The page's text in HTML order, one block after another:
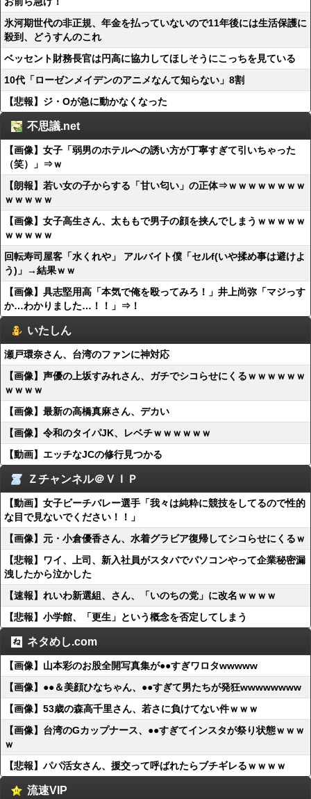
氷河期世代の非正規、年金を払っていないので11年後には生活保護に
殺到、どうすんのこれ
ベッセント財務長官は円高に協力してほしそうにこっちを見ている
10代「ローゼンメイデンのアニメなんて知らない」8割
【悲報】ジ・Oが急に動かなくなった
不思議.net
【画像】女子「弱男のホテルへの誘い方が丁寧すぎて引いちゃった
（笑）」⇒ｗ
【朗報】若い女の子からする「甘い匂い」の正体⇒ｗｗｗｗｗｗｗｗ
ｗｗｗｗｗ
【画像】女子高生さん、太ももで男子の顔を挟んでしまうｗｗｗｗｗ
ｗｗｗｗｗ
回転寿司屋客「水くれや」 アルバイト僕「セルf(いや揉め事は避けよ
う)」→結果ｗｗ
【画像】具志堅用高「本気で俺を殴ってみろ！」井上尚弥「マジっす
か…わかりました…！！」⇒！
いたしん
瀬戸環奈さん、台湾のファンに神対応
【画像】声優の上坂すみれさん、ガチでシコらせにくるｗｗｗｗｗｗ
ｗｗｗｗ
【画像】最新の高橋真麻さん、デカい
【画像】令和のタイパJK、レベチｗｗｗｗｗｗ
【動画】エッチなJCの修行見つかる
Ｚチャンネル＠ＶＩＰ
【動画】女子ビーチバレー選手「我々は純粋に競技をしてるので性的
な目で見ないでください！！」
【画像】元・小倉優香さん、水着グラビア復帰してシコらせにくるｗ
【悲報】ワイ、上司、新入社員がスタバでパソコンやって企業秘密漏
洩したから泣かした
【速報】れいわ新選組、さん、「いのちの党」に改名ｗｗｗｗ
【悲報】小学館、「更生」という概念を否定してしまう
ネタめし.com
【画像】山本彩のお股全開写真集が●●すぎワロタwwwww
【画像】●●＆美顔ひなちゃん、●●すぎて男たちが発狂wwwwwwww
【画像】53歳の森高千里さん、若さに負けてない件ｗｗｗ
【画像】台湾のGカップナース、●●すぎてインスタが祭り状態ｗｗｗ
ｗ
【悲報】パパ活女さん、援交って呼ばれたらブチギレるｗｗｗｗ
流速VIP